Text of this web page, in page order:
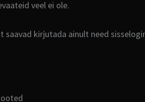
veel ei ole.
saavad kirjutada ainult need